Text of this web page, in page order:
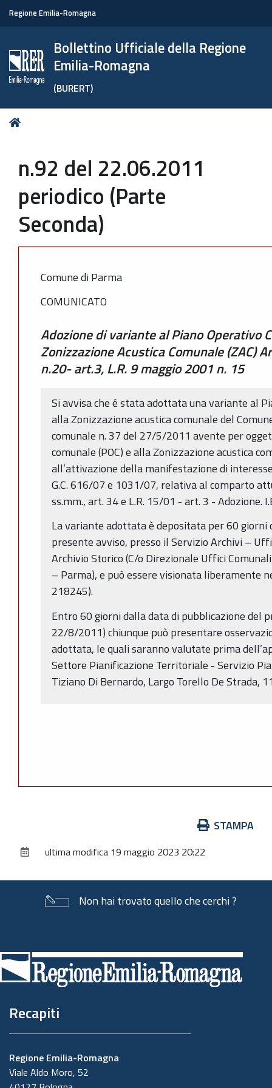
Regione Emilia-Romagna
Bollettino Ufficiale della Regione
Emilia-Romagna
(BURERT)
Tu
n.92 del 22.06.2011
periodico (Parte
Seconda)
Comune di Parma
COMUNICATO
Adozione di variante al Piano Operativo
Zonizzazione Acustica Comunale (ZAC)
n.20- art.3, L.R. 9 maggio 2001 n. 15
Si avvisa che é stata adottata una variante al
alla Zonizzazione acustica comunale del
comunale n. 37 del 27/5/2011 avente per
comunale (POC) e alla Zonizzazione acustica
all’attivazione della manifestazione di
G.C. 616/07 e 1031/07, relativa al comparto
ss.mm., art. 34 e L.R. 15/01 - art. 3 - Adozione.
La variante adottata è depositata per 60 giorni
presente avviso, presso il Servizio Archivi –
Archivio Storico (C/o Direzionale Uffici
– Parma), e può essere visionata liberamente
218245).
Entro 60 giorni dalla data di pubblicazione del
22/8/2011) chiunque può presentare
adottata, le quali saranno valutate prima
Settore Pianificazione Territoriale - Servizio
Tiziano Di Bernardo, Largo Torello De Strada,
documento
STAMPA
ultima modifica 19 maggio 2023 20:22
Non hai trovato quello che cerchi ?
di
pagina
Recapiti
Regione Emilia-Romagna
Viale Aldo Moro, 52